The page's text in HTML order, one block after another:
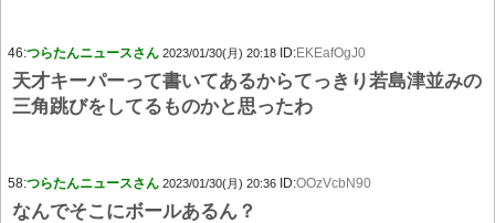
46:つらたんニュースさん 2023/01/30(月) 20:18 ID:EKEafOgJ0
天才キーパーって書いてあるからてっきり若島津並みの
三角跳びをしてるものかと思ったわ
58:つらたんニュースさん 2023/01/30(月) 20:36 ID:OOzVcbN90
なんでそこにボールあるん？